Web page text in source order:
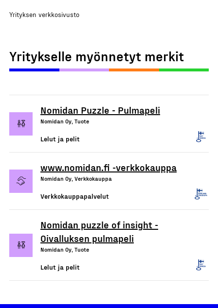
Yrityksen verkkosivusto
Yritykselle myönnetyt merkit
Nomidan Puzzle - Pulmapeli
Nomidan Oy, Tuote
Lelut ja pelit
www.nomidan.fi -verkkokauppa
Nomidan Oy, Verkkokauppa
Verkkokauppapalvelut
Nomidan puzzle of insight -
Oivalluksen pulmapeli
Nomidan Oy, Tuote
Lelut ja pelit